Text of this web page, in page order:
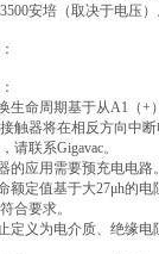
安培（取决于电压
生命周期基于从A1（
触器将在相反方向中
请联系Gigavac。
的应用需要预充电电路
额定值基于大27μh的
合要求。
定义为电介质、绝缘